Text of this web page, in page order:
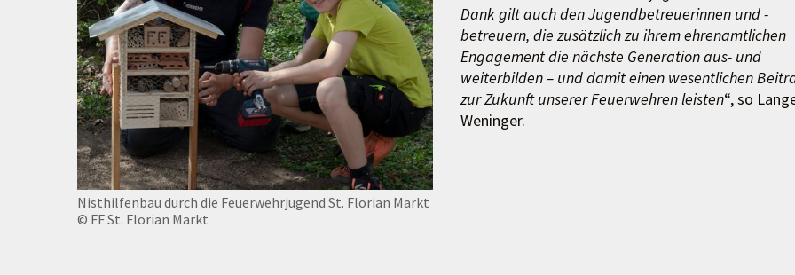
Nisthilfenbau durch die Feuerwehrjugend St. Florian Markt
© FF St. Florian Markt
Dank gilt auch den Jugendbetreuerinnen und -
betreuern, die zusätzlich zu ihrem ehrenamtlichen
Engagement die nächste Generation aus- und
weiterbilden – und damit einen wesentlichen
zur Zukunft unserer Feuerwehren leisten“, so
Weninger.